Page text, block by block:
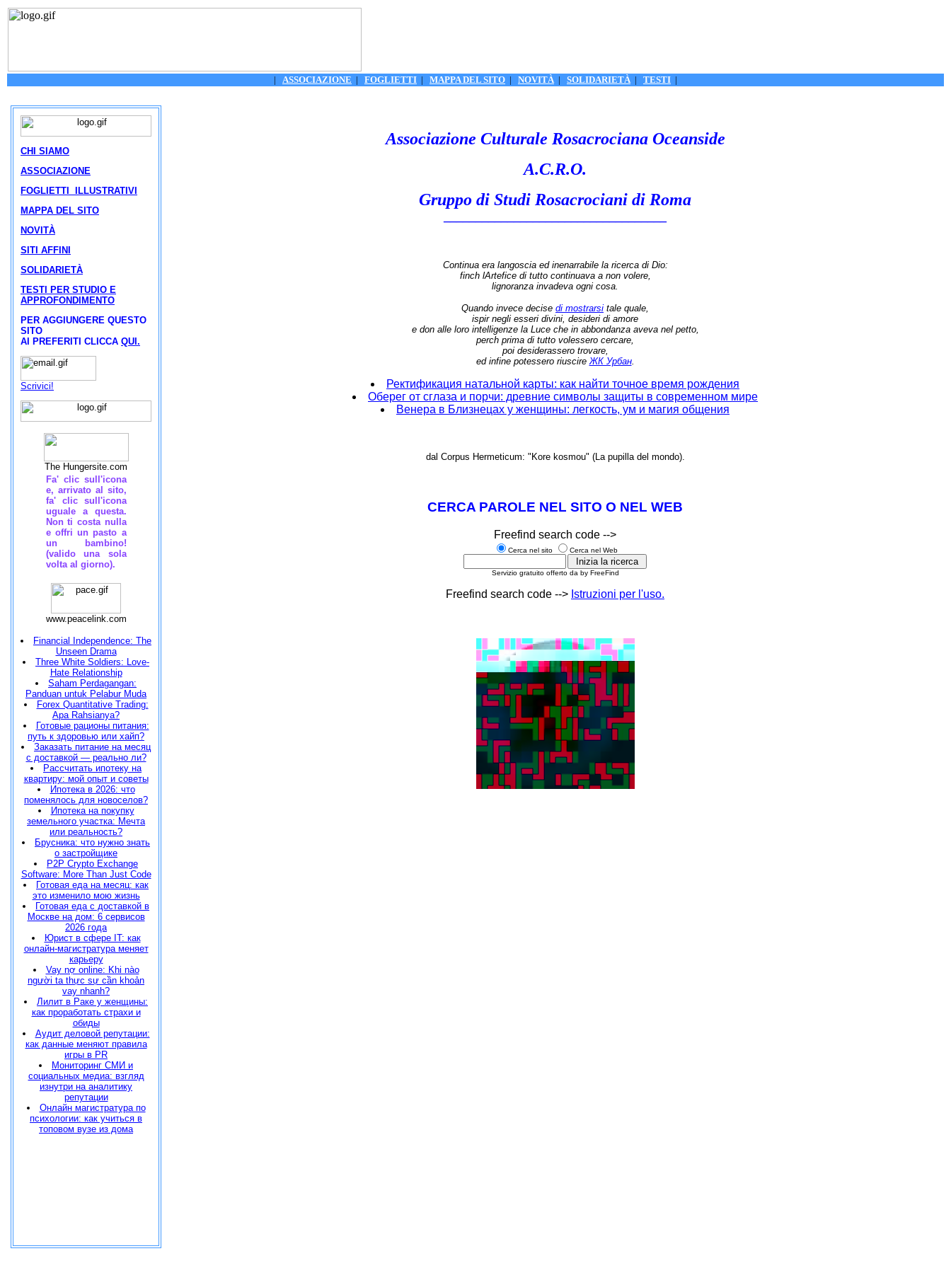
| ASSOCIAZIONE | FOGLIETTI | MAPPA DEL SITO | NOVITÀ| SOLIDARIETÀ| TESTI |
CHI SIAMO
ASSOCIAZIONE
FOGLIETTI ILLUSTRATIVI
MAPPA DEL SITO
NOVITÀ
SITI AFFINI
SOLIDARIETÀ
TESTI PER STUDIO E
APPROFONDIMENTO
PER AGGIUNGERE QUESTO
SITO
AI PREFERITI CLICCA QUI.
Scrivici!
The Hungersite.com
Fa' clic sull'icona
e, arrivato al sito,
fa' clic sull'icona
uguale a questa.
Non ti costa nulla
e offri un pasto a
un bambino!
(valido una sola
volta al giorno).
www.peacelink.com
Financial Independence: The
Unseen Drama
Three White Soldiers: Love-
Hate Relationship
Saham Perdagangan:
Panduan untuk Pelabur Muda
Forex Quantitative Trading:
Apa Rahsianya?
Готовые рационы питания:
путь к здоровью или хайп?
Заказать питание на месяц
с доставкой — реально ли?
Рассчитать ипотеку на
квартиру: мой опыт и советы
Ипотека в 2026: что
поменялось для новоселов?
Ипотека на покупку
земельного участка: Мечта
или реальность?
Брусника: что нужно знать
о застройщике
P2P Crypto Exchange
Software: More Than Just Code
Готовая еда на месяц: как
это изменило мою жизнь
Готовая еда с доставкой в
Москве на дом: 6 сервисов
2026 года
Юрист в сфере IT: как
онлайн-магистратура меняет
карьеру
Vay nợ online: Khi nào
người ta thực sự cần khoản
vay nhanh?
Лилит в Раке у женщины:
как проработать страхи и
обиды
Аудит деловой репутации:
как данные меняют правила
игры в PR
Мониторинг СМИ и
социальных медиа: взгляд
изнутри на аналитику
репутации
Онлайн магистратура по
психологии: как учиться в
топовом вузе из дома
Associazione Culturale Rosacrociana Oceanside
A.C.R.O.
Gruppo di Studi Rosacrociani di Roma
Continua era langoscia ed inenarrabile la ricerca di Dio:
finch lArtefice di tutto continuava a non volere,
lignoranza invadeva ogni cosa.
Quando invece decise di mostrarsi tale quale,
ispir negli esseri divini, desideri di amore
e don alle loro intelligenze la Luce che in abbondanza aveva nel petto,
perch prima di tutto volessero cercare,
poi desiderassero trovare,
ed infine potessero riuscireЖК Урбан.
Ректификация натальной карты: как найти точное время рождения
Оберег от сглаза и порчи: древние символы защиты в современном мире
Венера в Близнецах у женщины: легкость, ум и магия общения
dal Corpus Hermeticum: "Kore kosmou" (La pupilla del mondo).
CERCA PAROLE NEL SITO O NEL WEB
Freefind search code -->
Cerca nel sito Cerca nel Web
Servizio gratuito offerto da by FreeFind
Freefind search code --> Istruzioni per l'uso.